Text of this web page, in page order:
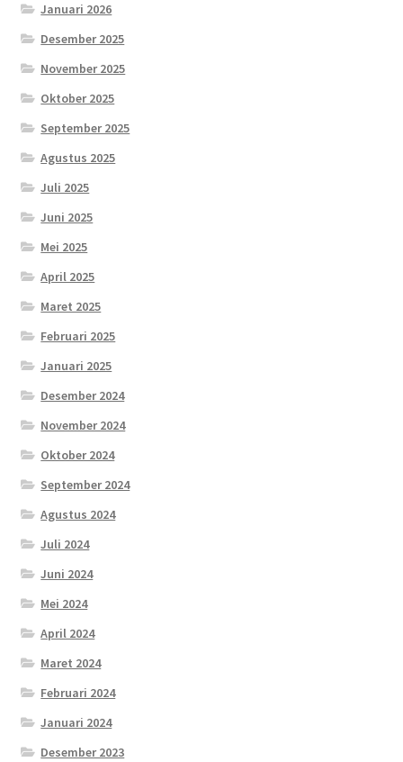
Januari 2026
Desember 2025
November 2025
Oktober 2025
September 2025
Agustus 2025
Juli 2025
Juni 2025
Mei 2025
April 2025
Maret 2025
Februari 2025
Januari 2025
Desember 2024
November 2024
Oktober 2024
September 2024
Agustus 2024
Juli 2024
Juni 2024
Mei 2024
April 2024
Maret 2024
Februari 2024
Januari 2024
Desember 2023